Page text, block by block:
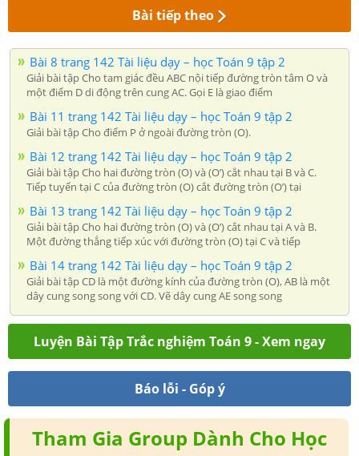
Bài tiếp theo
Bài 8 trang 142 Tài liệu dạy – học Toán 9 tập 2
Giải bài tập Cho tam giác đều ABC nội tiếp đường tròn tâm O và
một điểm D di động trên cung AC. Gọi E là giao điểm
Bài 11 trang 142 Tài liệu dạy – học Toán 9 tập 2
Giải bài tập Cho điểm P ở ngoài đường tròn (O).
Bài 12 trang 142 Tài liệu dạy – học Toán 9 tập 2
Giải bài tập Cho hai đường tròn (O) và (O’) cắt nhau tại B và C.
Tiếp tuyến tại C của đường tròn (O) cắt đường tròn (O’) tại
Bài 13 trang 142 Tài liệu dạy – học Toán 9 tập 2
Giải bài tập Cho hai đường tròn (O) và (O’) cắt nhau tại A và B.
Một đường thẳng tiếp xúc với đường tròn (O) tại C và tiếp
Bài 14 trang 142 Tài liệu dạy – học Toán 9 tập 2
Giải bài tập CD là một đường kính của đường tròn (O), AB là một
dây cung song song với CD. Vẽ dây cung AE song song
Luyện Bài Tập Trắc nghiệm Toán 9 - Xem ngay
Báo lỗi - Góp ý
Tham Gia Group Dành Cho Học